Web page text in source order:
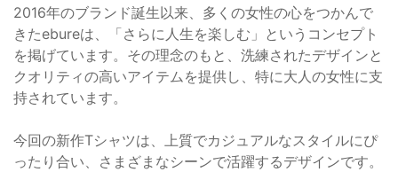
2016年のブランド誕生以来、多くの女性の心をつかんで
きたebureは、「さらに人生を楽しむ」というコンセプト
を掲げています。その理念のもと、洗練されたデザインと
クオリティの高いアイテムを提供し、特に大人の女性に支
持されています。
今回の新作Tシャツは、上質でカジュアルなスタイルにぴ
ったり合い、さまざまなシーンで活躍するデザインです。